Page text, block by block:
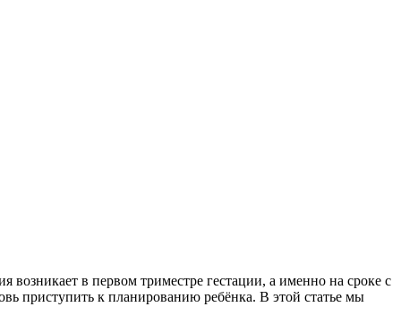
в первом триместре гестации, а именно на сроке с
приступить к планированию ребёнка. В этой статье мы